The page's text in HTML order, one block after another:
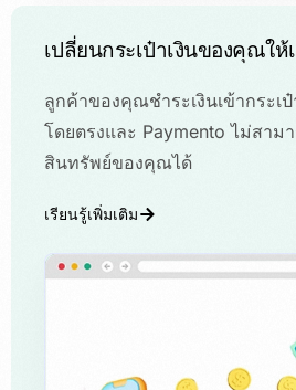
เปลี่ยนกระเป๋าเงินของคุณใ
ลูกค้าของคุณชำระเงินเข้ากระเ
โดยตรงและ Paymento ไม่สาม
สินทรัพย์ของคุณได้
เรียนรู้เพิ่มเติม